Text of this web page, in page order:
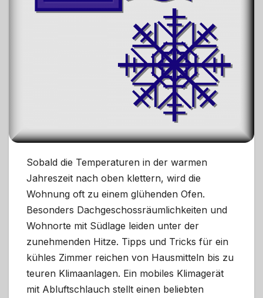
Sobald die Temperaturen in der warmen
Jahreszeit nach oben klettern, wird die
Wohnung oft zu einem glühenden Ofen.
Besonders Dachgeschossräumlichkeiten und
Wohnorte mit Südlage leiden unter der
zunehmenden Hitze. Tipps und Tricks für ein
kühles Zimmer reichen von Hausmitteln bis zu
teuren Klimaanlagen. Ein mobiles Klimagerät
mit Abluftschlauch stellt einen beliebten